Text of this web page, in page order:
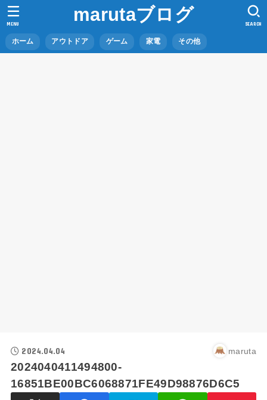
marutaブログ
ホーム アウトドア ゲーム 家電 その他
SEARCH
MENU
2024.04.04 maruta
2024040411494800-
16851BE00BC6068871FE49D98876D6C5